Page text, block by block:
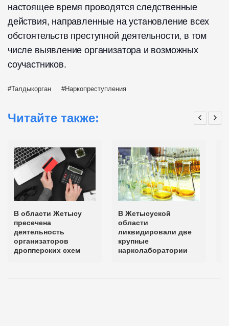
настоящее время проводятся следственные
действия, направленные на установление всех
обстоятельств преступной деятельности, в том
числе выявление организатора и возможных
соучастников.
Талдыкорган Наркопреступления
Читайте также:
В области Жетысу
пресечена
деятельность
организаторов
дропперских схем
В Жетысуской
области
ликвидировали две
крупные
нарколаборатории